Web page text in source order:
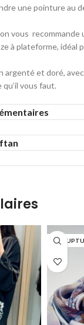
une pointure au
vous recommande
à plateforme, idéal
argenté et doré,
qu’il vous faut.
EN